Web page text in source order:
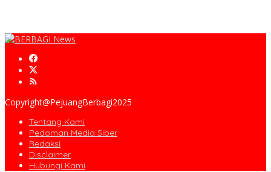
Copyright@PejuangBerbagi2025
Tentang Kami
Pedoman Media Siber
Redaksi
Disclaimer
Hubungi Kami